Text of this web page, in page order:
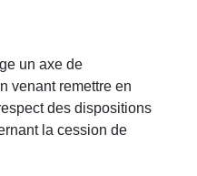
un axe de
venant remettre en
des dispositions
la cession de